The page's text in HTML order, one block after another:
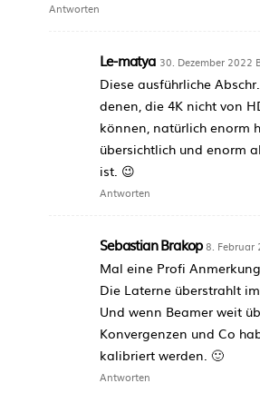
Antworten
Le-matya 30. Dezember 2022
Diese ausführliche
denen, die 4K nicht von
können, natürlich enorm
übersichtlich und enorm
ist. 😉
Antworten
Sebastian Brakop 8. Februar
Mal eine Profi
Die Laterne überstrahlt im
Und wenn Beamer weit
Konvergenzen und Co
kalibriert werden. 🙂
Antworten